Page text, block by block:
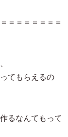
＝＝＝＝＝＝＝
てもらえるの
るなんてもって